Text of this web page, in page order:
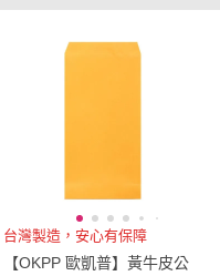
大家電安心配
大家電快配
及以上 及以上
台灣製造，安心有保障
【OKPP 歐凱普】黃牛皮公